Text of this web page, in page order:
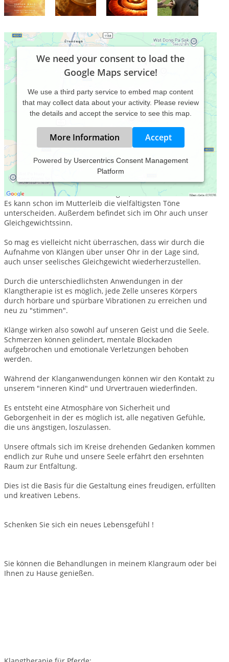
We need your consent to load the
Google Maps service!
We use a third party service to embed map content
that may collect data about your activity. Please review
the details and accept the service to see this map.
More Information Accept
Powered by Usercentrics Consent Management
Platform
NADA BRAHMA - DIE WELT IST KLANG
Unser Ohr ist das erste Sinnesorgan, das voll entwickelt ist.
Es kann schon im Mutterleib die vielfältigsten Töne
unterscheiden. Außerdem befindet sich im Ohr auch unser
Gleichgewichtssinn.
So mag es vielleicht nicht überraschen, dass wir durch die
Aufnahme von Klängen über unser Ohr in der Lage sind,
auch unser seelisches Gleichgewicht wiederherzustellen.
Durch die unterschiedlichsten Anwendungen in der
Klangtherapie ist es möglich, jede Zelle unseres Körpers
durch hörbare und spürbare Vibrationen zu erreichen und
neu zu "stimmen".
Klänge wirken also sowohl auf unseren Geist und die Seele.
Schmerzen können gelindert, mentale Blockaden
aufgebrochen und emotionale Verletzungen behoben
werden.
Während der Klanganwendungen können wir den Kontakt zu
unserem "inneren Kind" und Urvertrauen wiederfinden.
Es entsteht eine Atmosphäre von Sicherheit und
Geborgenheit in der es möglich ist, alle negativen Gefühle,
die uns ängstigen, loszulassen.
Unsere oftmals sich im Kreise drehenden Gedanken kommen
endlich zur Ruhe und unsere Seele erfährt den ersehnten
Raum zur Entfaltung.
Dies ist die Basis für die Gestaltung eines freudigen, erfüllten
und kreativen Lebens.
Schenken Sie sich ein neues Lebensgefühl !
Sie können die Behandlungen in meinem Klangraum oder bei
Ihnen zu Hause genießen.